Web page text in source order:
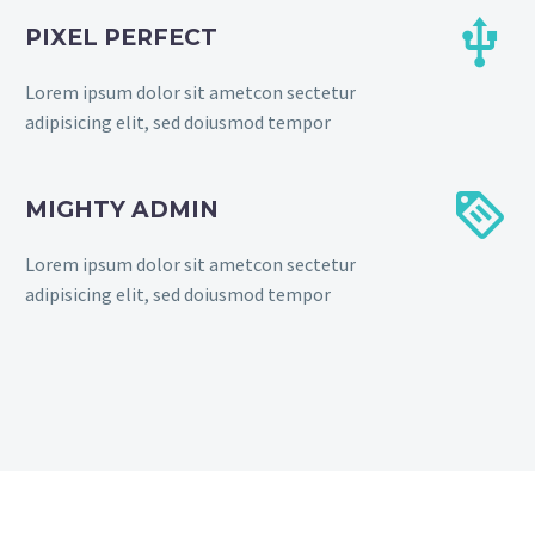
PIXEL PERFECT
Lorem ipsum dolor sit ametcon sectetur
adipisicing elit, sed doiusmod tempor


MIGHTY ADMIN
Lorem ipsum dolor sit ametcon sectetur
adipisicing elit, sed doiusmod tempor

